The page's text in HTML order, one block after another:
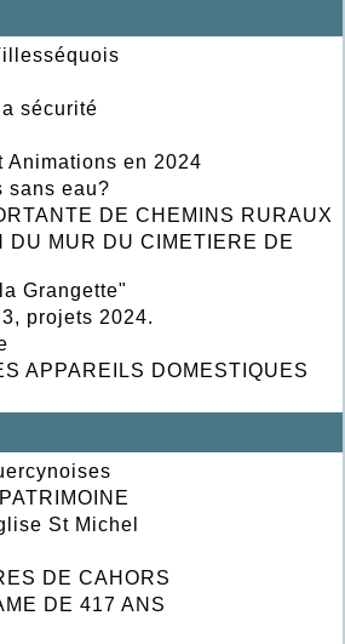
sécurité
Animations en 2024
sans eau?
DE CHEMINS RURAUX
DU MUR DU CIMETIERE DE
Grangette"
projets 2024.
APPAREILS DOMESTIQUES
St Michel
DE CAHORS
DE 417 ANS